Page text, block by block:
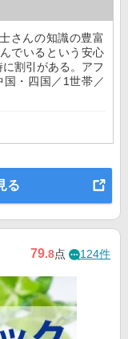
さんの知識の豊富
でいるという安心
割引がある。アフ
国・四国／1世帯／
る
79.8点 124件